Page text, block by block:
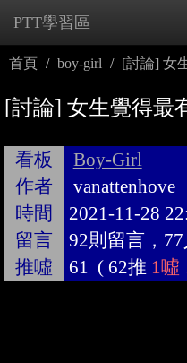
PTT學習區
首頁 boy-girl [討論] 女
[討論] 女生覺得最
看板
Boy-Girl
作者
vanattenhove
時間
2021-11-28
留言
92則留言，
推噓
61 ( 62推 1噓